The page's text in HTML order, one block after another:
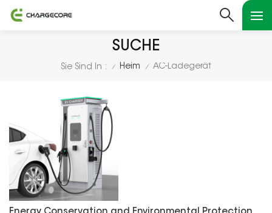
SUCHE
Sie Sind In : / Heim / AC-Ladegerät